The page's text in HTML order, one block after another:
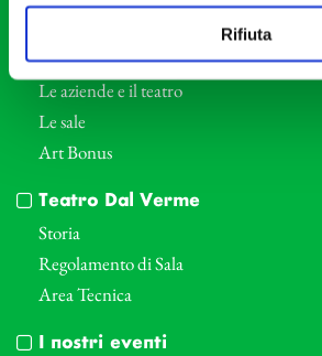
Rifiuta
Professori d’Orchestra
Eventi Corporate
Le aziende e il teatro
Le sale
Art Bonus
Teatro Dal Verme
Storia
Regolamento di Sala
Area Tecnica
I nostri eventi